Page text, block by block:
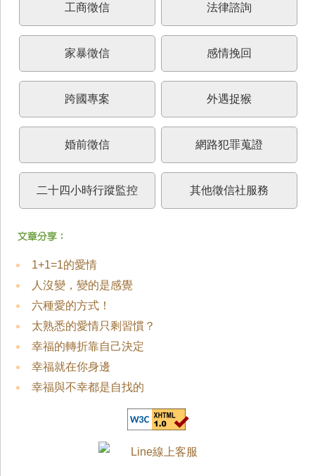
工商徵信 法律諮詢
家暴徵信 感情挽回
跨國專案 外遇捉猴
婚前徵信 網路犯罪蒐證
二十四小時行蹤監控 其他徵信社服務
1+1=1的愛情
人沒變，變的是感覺
六種愛的方式！
太熟悉的愛情只剩習慣？
幸福的轉折靠自己決定
幸福就在你身邊
幸福與不幸都是自找的